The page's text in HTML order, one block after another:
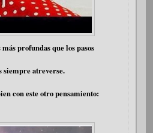
profundas que los pasos
atreverse.
este otro pensamiento: